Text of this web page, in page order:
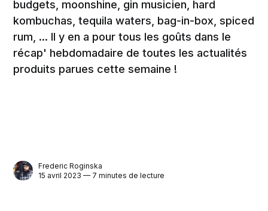
budgets, moonshine, gin musicien, hard
kombuchas, tequila waters, bag-in-box, spiced
rum, ... Il y en a pour tous les goûts dans le
récap' hebdomadaire de toutes les actualités
produits parues cette semaine !
Frederic Roginska
15 avril 2023 — 7 minutes de lecture